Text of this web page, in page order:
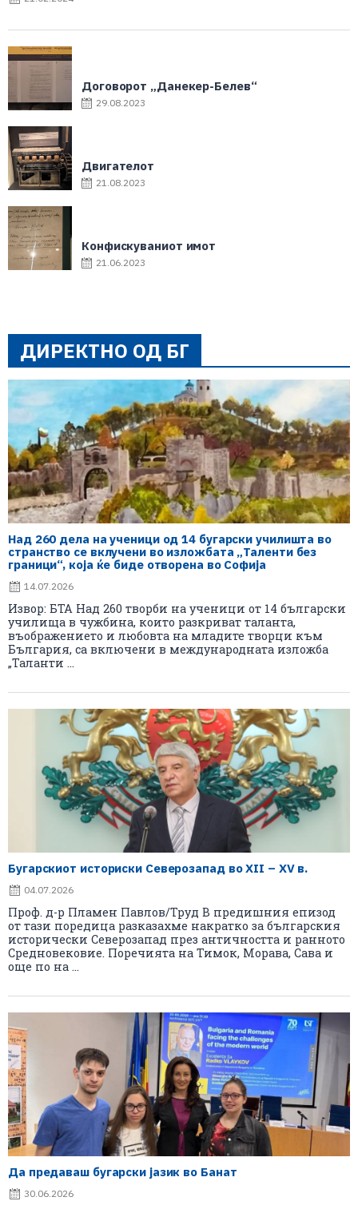
Договорот „Данекер-Белев“
29.08.2023
Двигателот
21.08.2023
Конфискуваниот имот
21.06.2023
ДИРЕКТНО ОД БГ
Над 260 дела на ученици од 14 бугарски училишта во
странство се вклучени во изложбата „Таленти без
граници“, која ќе биде отворена во Софија
14.07.2026
Извор: БТА Над 260 творби на ученици от 14 български
училища в чужбина, които разкриват таланта,
въображението и любовта на младите творци към
България, са включени в международната изложба
„Таланти ...
Бугарскиот историски Северозапад во XII – XV в.
04.07.2026
Проф. д-р Пламен Павлов/Труд В предишния епизод
от тази поредица разказахме накратко за българския
исторически Северозапад през античността и ранното
Средновековие. Поречията на Тимок, Морава, Сава и
още по на ...
Да предаваш бугарски јазик во Банат
30.06.2026